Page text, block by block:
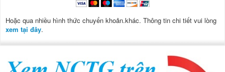
Hoặc qua nhiều hình thức chuyển khoản.khác. Thông tin chi tiết vui lòng
xem tại đây.